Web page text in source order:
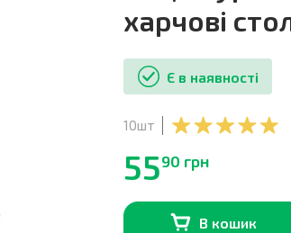
харчові
Є в наявності
10шт
5590 грн
В кошик